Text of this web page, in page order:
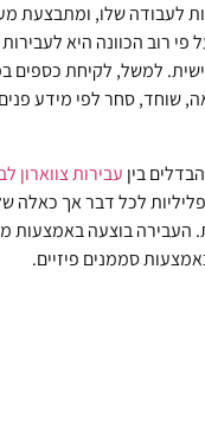
לעבודה שלו, ומתבצעת
רוב הכוונה היא
למשל, לקיחת כספים
שוחד, סחר לפי מידע
בין עבירות צווארון
לכל דבר אך כאלה
העבירה בוצעה באמצעות
סממנים פיזיים.